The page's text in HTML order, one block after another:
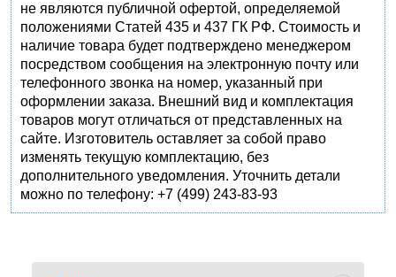
не являются публичной офертой, определяемой
положениями Статей 435 и 437 ГК РФ. Стоимость и
наличие товара будет подтверждено менеджером
посредством сообщения на электронную почту или
телефонного звонка на номер, указанный при
оформлении заказа. Внешний вид и комплектация
товаров могут отличаться от представленных на
сайте. Изготовитель оставляет за собой право
изменять текущую комплектацию, без
дополнительного уведомления. Уточнить детали
можно по телефону: +7 (499) 243-83-93